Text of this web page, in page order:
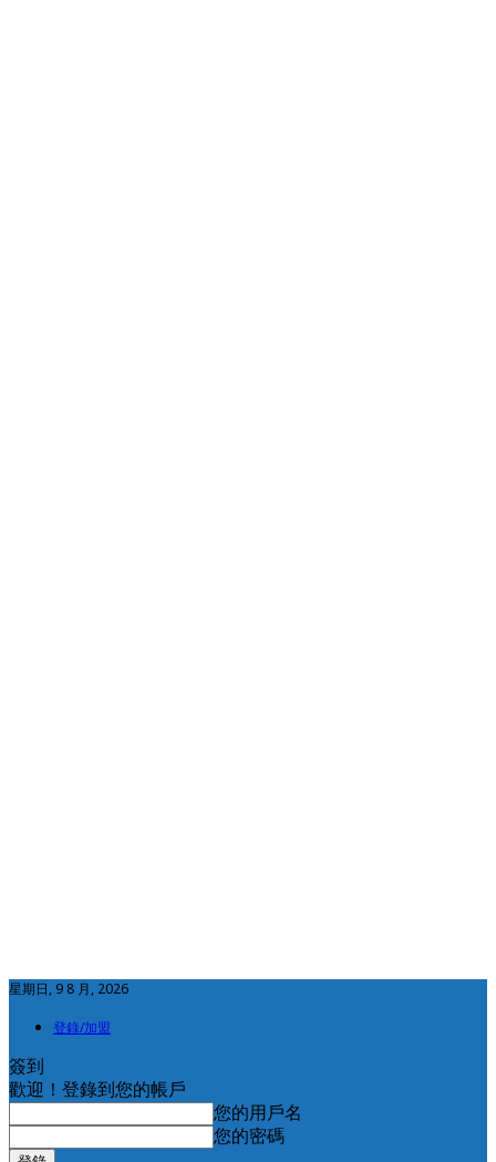
星期日, 9 8 月, 2026
登錄/加盟
簽到
歡迎！登錄到您的帳戶
您的用戶名
您的密碼